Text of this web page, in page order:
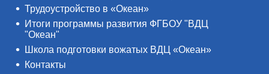
Трудоустройство в «Океан»
Итоги программы развития ФГБОУ "ВДЦ
"Океан"
Школа подготовки вожатых ВДЦ «Океан»
Контакты